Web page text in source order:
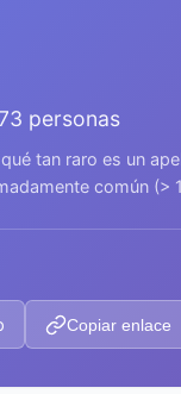
personas
tan raro es un
común (>
Copiar enlace